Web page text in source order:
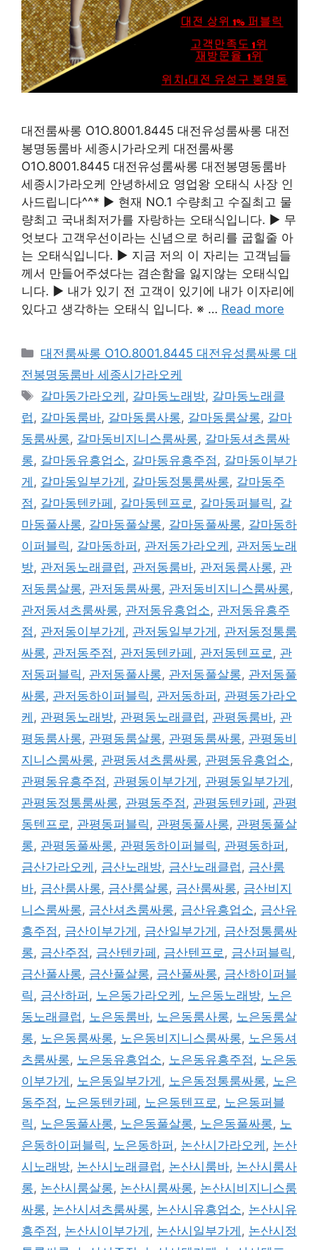
대전룸싸롱 O1O.8001.8445 대전유성룸싸롱 대전
봉명동룸바 세종시가라오케 대전룸싸롱
O1O.8001.8445 대전유성룸싸롱 대전봉명동룸바
세종시가라오케 안녕하세요 영업왕 오태식 사장 인
사드립니다^^* ▶ 현재 NO.1 수량최고 수질최고 물
량최고 국내최저가를 자랑하는 오태식입니다. ▶ 무
엇보다 고객우선이라는 신념으로 허리를 굽힐줄 아
는 오태식입니다. ▶ 지금 저의 이 자리는 고객님들
께서 만들어주셨다는 겸손함을 잃지않는 오태식입
니다. ▶ 내가 있기 전 고객이 있기에 내가 이자리에
있다고 생각하는 오태식 입니다. ※ … Read more
카
테
고
리
대전룸싸롱 O1O.8001.8445 대전유성룸싸롱 대
전봉명동룸바 세종시가라오케
태
그
갈마동가라오케 , 갈마동노래방, 갈마동노래클
럽 , 갈마동룸바, 갈마동룸사롱, 갈마동룸살롱, 갈마
동룸싸롱, 갈마동비지니스룸싸롱, 갈마동셔츠룸싸
롱, 갈마동유흥업소, 갈마동유흥주점 , 갈마동이부가
게 , 갈마동일부가게 , 갈마동정통룸싸롱, 갈마동주
점 , 갈마동텐카페 , 갈마동텐프로 , 갈마동퍼블릭 , 갈
마동풀사롱, 갈마동풀살롱, 갈마동풀싸롱, 갈마동하
이퍼블릭 , 갈마동하퍼 , 관저동가라오케 , 관저동노래
방, 관저동노래클럽 , 관저동룸바, 관저동룸사롱, 관
저동룸살롱, 관저동룸싸롱, 관저동비지니스룸싸롱,
관저동셔츠룸싸롱, 관저동유흥업소, 관저동유흥주
점 , 관저동이부가게 , 관저동일부가게 , 관저동정통룸
싸롱, 관저동주점 , 관저동텐카페 , 관저동텐프로 , 관
저동퍼블릭 , 관저동풀사롱, 관저동풀살롱, 관저동풀
싸롱, 관저동하이퍼블릭 , 관저동하퍼 , 관평동가라오
케 , 관평동노래방, 관평동노래클럽 , 관평동룸바, 관
평동룸사롱, 관평동룸살롱, 관평동룸싸롱, 관평동비
지니스룸싸롱, 관평동셔츠룸싸롱, 관평동유흥업소,
관평동유흥주점 , 관평동이부가게 , 관평동일부가게 ,
관평동정통룸싸롱, 관평동주점 , 관평동텐카페 , 관평
동텐프로 , 관평동퍼블릭 , 관평동풀사롱, 관평동풀살
롱, 관평동풀싸롱, 관평동하이퍼블릭 , 관평동하퍼 ,
금산가라오케 , 금산노래방, 금산노래클럽 , 금산룸
바, 금산룸사롱, 금산룸살롱, 금산룸싸롱, 금산비지
니스룸싸롱, 금산셔츠룸싸롱, 금산유흥업소, 금산유
흥주점 , 금산이부가게 , 금산일부가게 , 금산정통룸싸
롱, 금산주점 , 금산텐카페 , 금산텐프로 , 금산퍼블릭 ,
금산풀사롱, 금산풀살롱, 금산풀싸롱, 금산하이퍼블
릭 , 금산하퍼 , 노은동가라오케 , 노은동노래방, 노은
동노래클럽 , 노은동룸바, 노은동룸사롱, 노은동룸살
롱, 노은동룸싸롱, 노은동비지니스룸싸롱, 노은동셔
츠룸싸롱, 노은동유흥업소, 노은동유흥주점 , 노은동
이부가게 , 노은동일부가게 , 노은동정통룸싸롱, 노은
동주점 , 노은동텐카페 , 노은동텐프로 , 노은동퍼블
릭 , 노은동풀사롱, 노은동풀살롱, 노은동풀싸롱, 노
은동하이퍼블릭 , 노은동하퍼 , 논산시가라오케 , 논산
시노래방, 논산시노래클럽 , 논산시룸바, 논산시룸사
롱, 논산시룸살롱, 논산시룸싸롱, 논산시비지니스룸
싸롱, 논산시셔츠룸싸롱, 논산시유흥업소, 논산시유
흥주점 , 논산시이부가게 , 논산시일부가게 , 논산시정